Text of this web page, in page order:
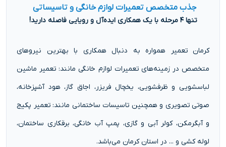
جذب متخصص تعمیرات لوازم خانگی و تاسیساتی
تنها ۴ مرحله با یک همکاری ایده‌آل و رویایی فاصله دارید!
کرمان تعمیر همواره به دنبال همکاری با بهترین نیروهای
متخصص در زمینه‌های تعمیرات لوازم خانگی مانند: تعمیر ماشین
لباسشویی و ظرفشویی، یخچال فریزر، اجاق گاز، هود آشپزخانه،
صوتی تصویری و همچنین تاسیسات ساختمانی مانند: تعمیر پکیج
و آبگرمکن، کولر آبی و گازی، پمپ آب خانگی، برقکاری ساختمان،
لوله کشی و ... در استان کرمان می‌باشد.